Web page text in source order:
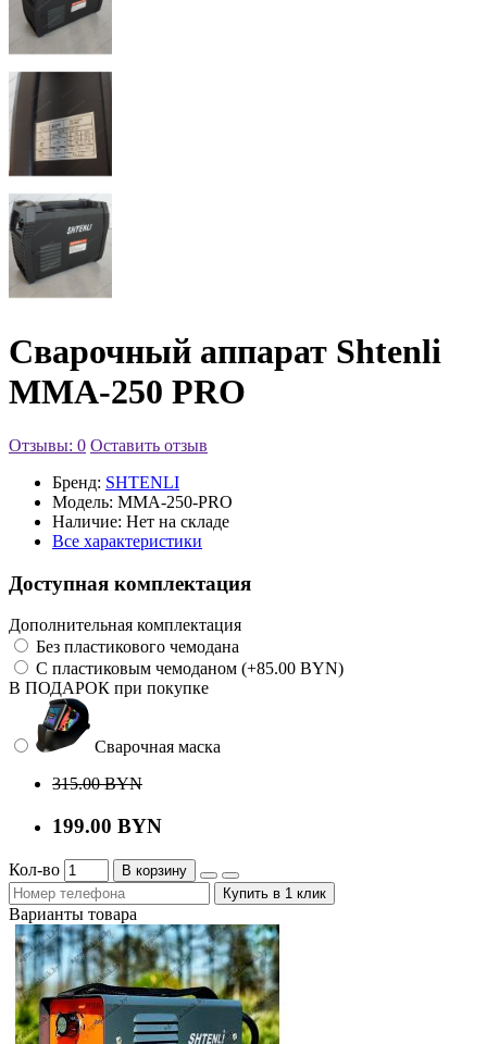
Сварочный аппарат Shtenli
MMA-250 PRO
Отзывы: 0 Оставить отзыв
Бренд: SHTENLI
Модель: MMA-250-PRO
Наличие: Нет на складе
Все характеристики
Доступная комплектация
Дополнительная комплектация
Без пластикового чемодана
С пластиковым чемоданом (+85.00 BYN)
В ПОДАРОК при покупке
Сварочная маска
315.00 BYN
199.00 BYN
Кол-во
В корзину
Купить в 1 клик
Варианты товара